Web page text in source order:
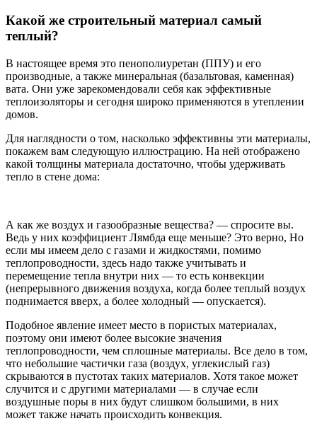
Какой же строительный материал самый
теплый?
В настоящее время это пенополиуретан (ППУ) и его
производные, а также минеральная (базальтовая, каменная)
вата. Они уже зарекомендовали себя как эффективные
теплоизоляторы и сегодня широко применяются в утеплении
домов.
Для наглядности о том, насколько эффективны эти материалы,
покажем вам следующую иллюстрацию. На ней отображено
какой толщины материала достаточно, чтобы удерживать
тепло в стене дома:
А как же воздух и газообразные вещества? — спросите вы.
Ведь у них коэффициент Лямбда еще меньше? Это верно, Но
если мы имеем дело с газами и жидкостями, помимо
теплопроводности, здесь надо также учитывать и
перемещение тепла внутри них — то есть конвекции
(непрерывного движения воздуха, когда более теплый воздух
поднимается вверх, а более холодный — опускается).
Подобное явление имеет место в пористых материалах,
поэтому они имеют более высокие значения
теплопроводности, чем сплошные материалы. Все дело в том,
что небольшие частички газа (воздух, углекислый газ)
скрываются в пустотах таких материалов. Хотя такое может
случится и с другими материалами — в случае если
воздушные поры в них будут слишком большими, в них
может также начать происходить конвекция.